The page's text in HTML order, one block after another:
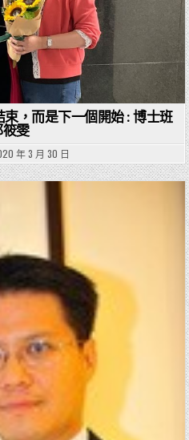
，而是下一個開始 : 博士班
雯
年 3 月 30 日